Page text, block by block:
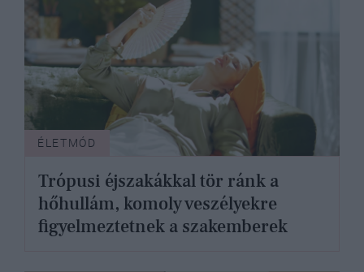
ÉLETMÓD
Trópusi éjszakákkal tör ránk a
hőhullám, komoly veszélyekre
figyelmeztetnek a szakemberek